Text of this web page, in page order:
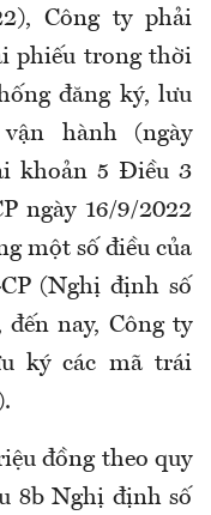
Công ty phải
phiếu trong thời
đăng ký, lưu
hành (ngày
khoản 5 Điều 3
ngày 16/9/2022
một số điều của
(Nghị định số
nay, Công ty
ký các mã trái
đồng theo quy
8b Nghị định số